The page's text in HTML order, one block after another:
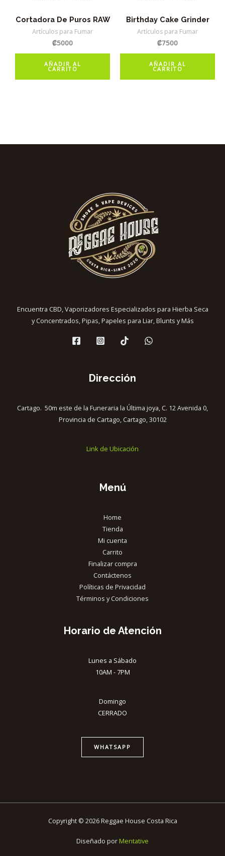
Cortadora De Puros RAW
Artículos para Fumar
₡5000
AÑADIR AL
CARRITO
Birthday Cake Grinder
Artículos para Fumar
₡7500
AÑADIR AL
CARRITO
Encuentra CBD, Vaporizadores Especializados para Hierba Seca
y Concentrados, Pipas, Papeles para Liar, Blunts y Más
Dirección
Cartago. 50m este de la Funeraria la Última joya, C. 12 Avenida 0,
Provincia de Cartago, Cartago, 30102
Link de Ubicación
Menú
Home
Tienda
Mi cuenta
Carrito
Finalizar compra
Contáctenos
Políticas de Privacidad
Términos y Condiciones
Horario de Atención
Lunes a Sábado
10AM - 7PM
Domingo
CERRADO
WHATSAPP
Copyright © 2026 Reggae House Costa Rica
Diseñado por Mentative